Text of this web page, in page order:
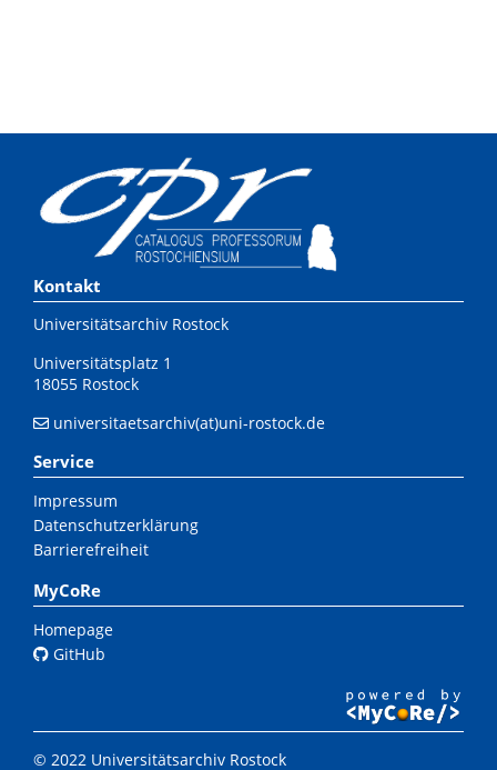
Kontakt
Universitätsarchiv Rostock
Universitätsplatz 1
18055 Rostock
universitaetsarchiv(at)uni-rostock.de
Service
Impressum
Datenschutzerklärung
Barrierefreiheit
MyCoRe
Homepage
GitHub
© 2022 Universitätsarchiv Rostock